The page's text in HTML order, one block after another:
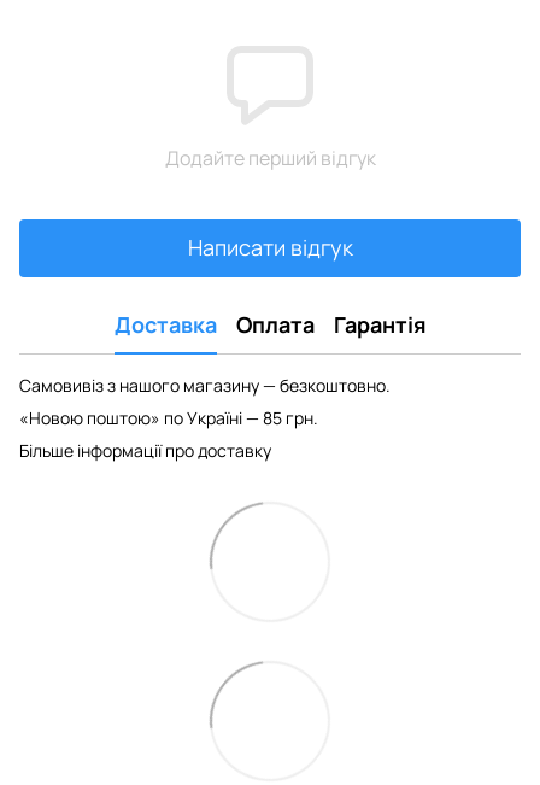
Додайте перший відгук
Написати відгук
Доставка Оплата Гарантія
Самовивіз з нашого магазину — безкоштовно.
«Новою поштою» по Україні — 85 грн.
Більше інформації про доставку